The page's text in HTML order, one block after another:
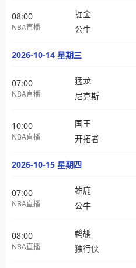
08:00
NBA直播
掘金
公牛
2026-10-14 星期三
07:00
NBA直播
猛龙
尼克斯
10:00
NBA直播
国王
开拓者
2026-10-15 星期四
07:00
NBA直播
雄鹿
公牛
08:00
NBA直播
鹈鹕
独行侠